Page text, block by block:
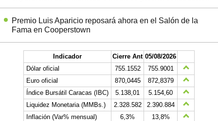
Premio Luis Aparicio reposará ahora en el Salón de la
Fama en Cooperstown
Indicador Cierre Ant 05/08/2026
Dólar oficial
755.1552
755.9001
Euro oficial
870,0445
872,8379
Índice Bursátil Caracas (IBC)
5.138,01
5.154,60
Liquidez Monetaria (MMBs.)
2.328.582
2.390.884
Inflación (Var% mensual)
6,3%
13,8%